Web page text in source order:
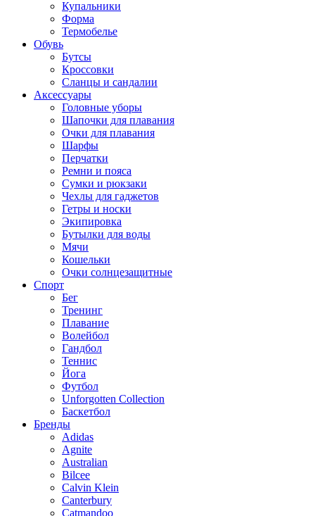
Купальники
Форма
Термобелье
Обувь
Бутсы
Кроссовки
Сланцы и сандалии
Аксессуары
Головные уборы
Шапочки для плавания
Очки для плавания
Шарфы
Перчатки
Ремни и пояса
Сумки и рюкзаки
Чехлы для гаджетов
Гетры и носки
Экипировка
Бутылки для воды
Мячи
Кошельки
Очки солнцезащитные
Спорт
Бег
Тренинг
Плавание
Волейбол
Гандбол
Теннис
Йога
Футбол
Unforgotten Collection
Баскетбол
Бренды
Adidas
Agnite
Australian
Bilcee
Calvin Klein
Canterbury
Catmandoo